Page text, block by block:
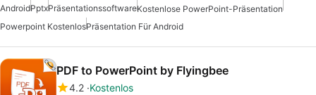
AndroidPptxPräsentationssoftwareKostenlose PowerPoint-Präsentation
Powerpoint KostenlosPräsentation Für Android
PDF to PowerPoint by Flyingbee
4.2 Kostenlos